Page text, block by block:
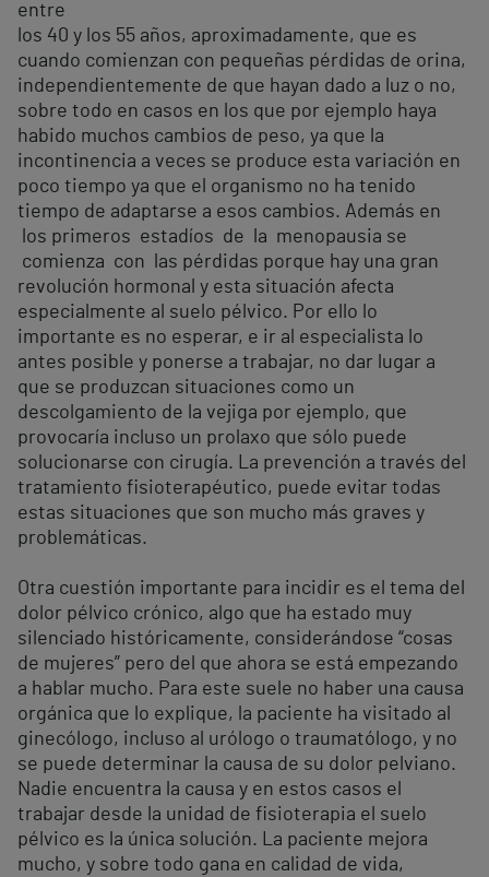
entre
los 40 y los 55 años, aproximadamente, que es
cuando comienzan con pequeñas pérdidas de orina,
independientemente de que hayan dado a luz o no,
sobre todo en casos en los que por ejemplo haya
habido muchos cambios de peso, ya que la
incontinencia a veces se produce esta variación en
poco tiempo ya que el organismo no ha tenido
tiempo de adaptarse a esos cambios. Además en
los primeros estadíos de la menopausia se
comienza con las pérdidas porque hay una gran
revolución hormonal y esta situación afecta
especialmente al suelo pélvico. Por ello lo
importante es no esperar, e ir al especialista lo
antes posible y ponerse a trabajar, no dar lugar a
que se produzcan situaciones como un
descolgamiento de la vejiga por ejemplo, que
provocaría incluso un prolaxo que sólo puede
solucionarse con cirugía. La prevención a través del
tratamiento fisioterapéutico, puede evitar todas
estas situaciones que son mucho más graves y
problemáticas.
Otra cuestión importante para incidir es el tema del
dolor pélvico crónico, algo que ha estado muy
silenciado históricamente, considerándose “cosas
de mujeres” pero del que ahora se está empezando
a hablar mucho. Para este suele no haber una causa
orgánica que lo explique, la paciente ha visitado al
ginecólogo, incluso al urólogo o traumatólogo, y no
se puede determinar la causa de su dolor pelviano.
Nadie encuentra la causa y en estos casos el
trabajar desde la unidad de fisioterapia el suelo
pélvico es la única solución. La paciente mejora
mucho, y sobre todo gana en calidad de vida,